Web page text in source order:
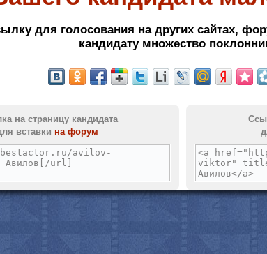
для голосования на других сайтах,
кандидату множество
на страницу кандидата
вставки на форум